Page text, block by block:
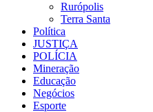
Rurópolis
Terra Santa
Política
JUSTIÇA
POLÍCIA
Mineração
Educação
Negócios
Esporte